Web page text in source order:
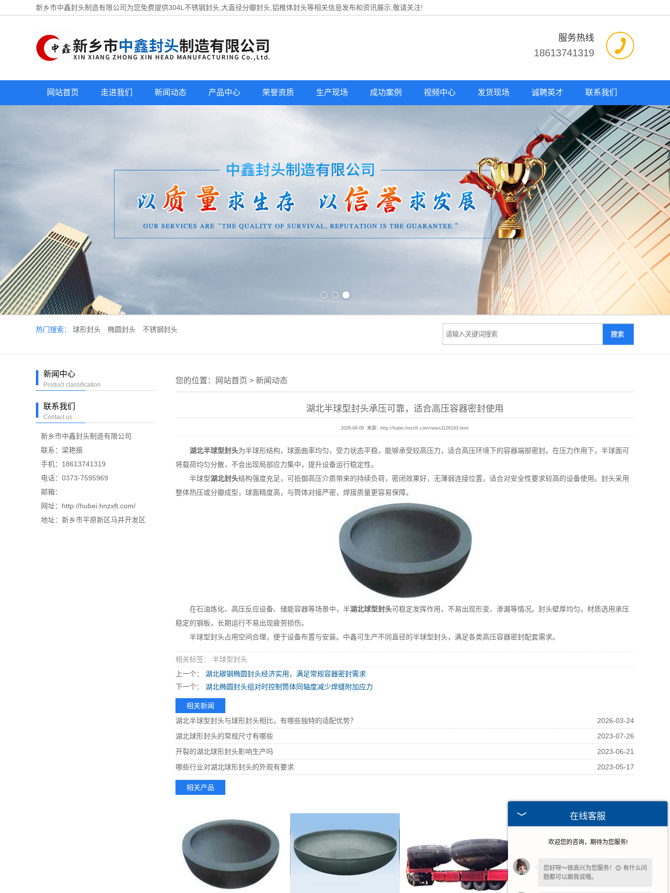
新乡市中鑫封头制造有限公司为您免费提供304L不锈钢封头 ,大直径分瓣封头,铝椎体封头等相关信息发布和资讯展示,敬请关注!
服务热线
18613741319
网站首页 走进我们 新闻动态 产品中心 荣誉资质 生产现场 成功案例 视频中心 发货现场 诚聘英才 联系我们
热门搜索： 球形封头 椭圆封头 不锈钢封头
新闻中心
Product classification
联系我们
Contact us
新乡市中鑫封头制造有限公司
联系：梁艳振
手机：18613741319
电话：0373-7595969
邮箱：
网址：http://hubei.hnzxft.com/
地址：新乡市平原新区马井开发区
您的位置： 网站首页 > 新闻动态
湖北半球型封头承压可靠，适合高压容器密封使用
2026-06-09 来源： http://hubei.hnzxft.com/news1126193.html
湖北半球型封头为半球形结构，球面曲率均匀，受力状态平稳，能够承受较高压力，适合高压环境下的容器端部密封。在压力作用下，半球面可
将载荷均匀分散，不会出现局部应力集中，提升设备运行稳定性。
半球型湖北封头结构强度充足，可抵御高压介质带来的持续负荷，密闭效果好，无薄弱连接位置，适合对安全性要求较高的设备使用。封头采用
整体热压或分瓣成型，球面精度高，与筒体对接严密，焊接质量更容易保障。
在石油炼化、高压反应设备、储能容器等场景中，半湖北球型封头可稳定发挥作用，不易出现形变、渗漏等情况。封头壁厚均匀，材质选用承压
稳定的钢板，长期运行不易出现疲劳损伤。
半球型封头占用空间合理，便于设备布置与安装。中鑫可生产不同直径的半球型封头，满足各类高压容器密封配套需求。
相关标签： 半球型封头
上一个：
湖北碳钢椭圆封头经济实用，满足常规容器密封需求
下一个：
湖北椭圆封头组对时控制筒体同轴度减少焊缝附加应力
相关新闻
湖北半球型封头与球形封头相比，有哪些独特的适配优势？
2026-03-24
湖北球形封头的常规尺寸有哪些
2023-07-26
开裂的湖北球形封头影响生产吗
2023-06-21
哪些行业对湖北球形封头的外观有要求
2023-05-17
相关产品
在线客服
欢迎您的咨询，期待为您服务!
您好呀～很高兴为您服务！😊 有什么问
题都可以跟我说哦。